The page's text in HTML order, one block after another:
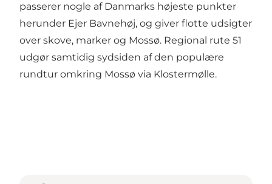
passerer nogle af Danmarks højeste punkter
herunder Ejer Bavnehøj, og giver flotte udsigter
over skove, marker og Mossø. Regional rute 51
udgør samtidig sydsiden af den populære
rundtur omkring Mossø via Klostermølle.